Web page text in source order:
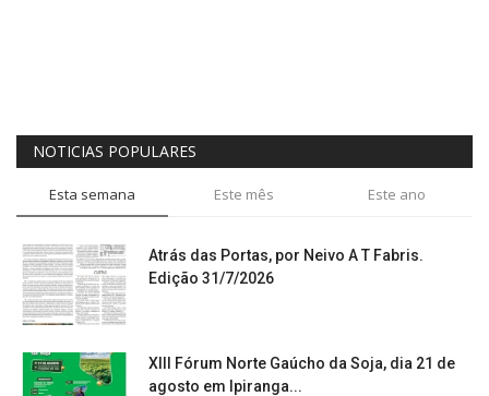
NOTICIAS POPULARES
Esta semana Este mês Este ano
Atrás das Portas, por Neivo A T Fabris.
Edição 31/7/2026
XIII Fórum Norte Gaúcho da Soja, dia 21 de
agosto em Ipiranga...